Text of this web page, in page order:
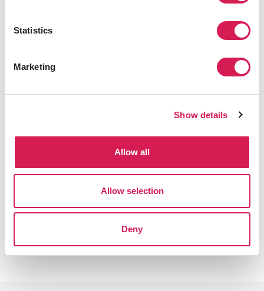
Statistics
Marketing
Show details
Allow all
Allow selection
Deny
れます。加えて、予期しない事態が発生した際、また、履
修者数が定員に満たない場合、SAFおよびIES Abroadで
パンデミック時に留学する際の注
留学前に知っておきたかった5つの